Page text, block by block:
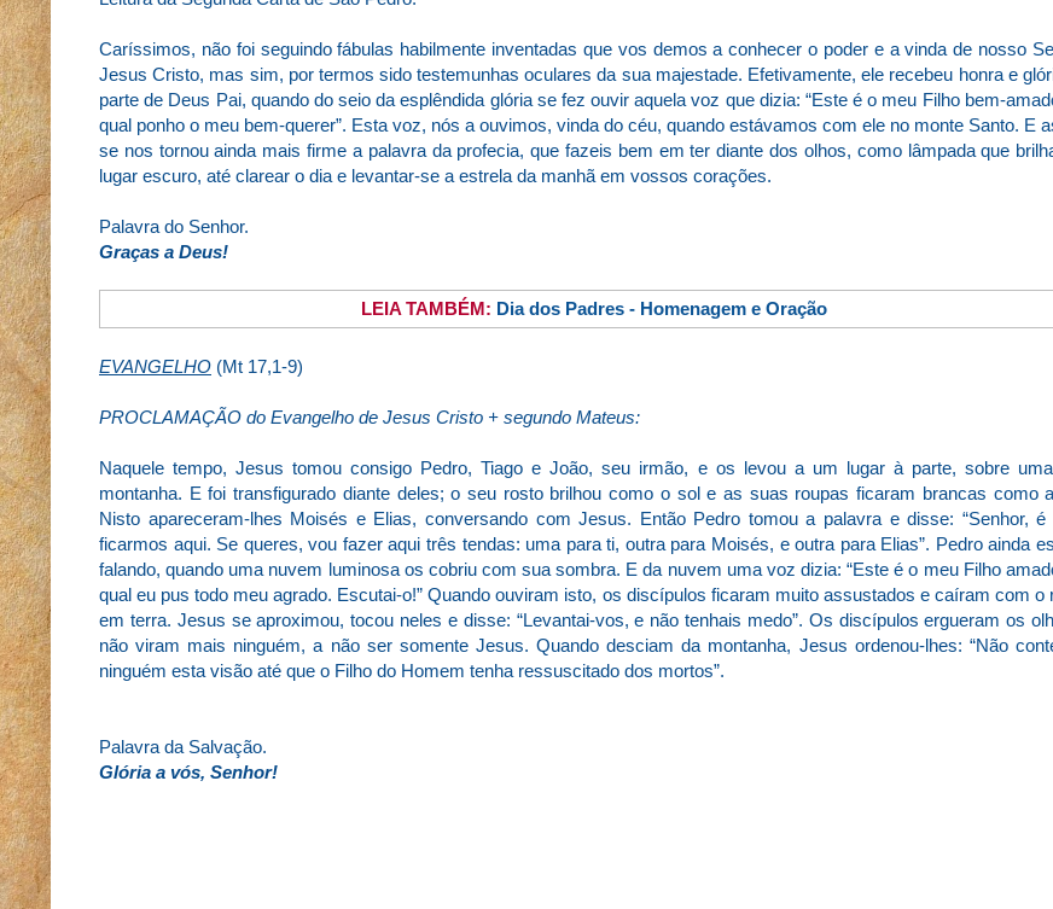
Caríssimos, não foi seguindo fábulas habilmente inventadas que vos demos a conhecer o poder e a vinda de nosso
Jesus Cristo, mas sim, por termos sido testemunhas oculares da sua majestade. Efetivamente, ele recebeu honra e
parte de Deus Pai, quando do seio da esplêndida glória se fez ouvir aquela voz que dizia: “Este é o meu Filho bem-
qual ponho o meu bem-querer”. Esta voz, nós a ouvimos, vinda do céu, quando estávamos com ele no monte Santo. E
se nos tornou ainda mais firme a palavra da profecia, que fazeis bem em ter diante dos olhos, como lâmpada que
lugar escuro, até clarear o dia e levantar-se a estrela da manhã em vossos corações.
Palavra do Senhor.
Graças a Deus!
LEIA TAMBÉM: Dia dos Padres - Homenagem e Oração
EVANGELHO (Mt 17,1-9)
PROCLAMAÇÃO do Evangelho de Jesus Cristo + segundo Mateus:
Naquele tempo, Jesus tomou consigo Pedro, Tiago e João, seu irmão, e os levou a um lugar à parte, sobre
montanha. E foi transfigurado diante deles; o seu rosto brilhou como o sol e as suas roupas ficaram brancas como
Nisto apareceram-lhes Moisés e Elias, conversando com Jesus. Então Pedro tomou a palavra e disse: “Senhor, é
ficarmos aqui. Se queres, vou fazer aqui três tendas: uma para ti, outra para Moisés, e outra para Elias”. Pedro ainda
falando, quando uma nuvem luminosa os cobriu com sua sombra. E da nuvem uma voz dizia: “Este é o meu Filho
qual eu pus todo meu agrado. Escutai-o!” Quando ouviram isto, os discípulos ficaram muito assustados e caíram com o
em terra. Jesus se aproximou, tocou neles e disse: “Levantai-vos, e não tenhais medo”. Os discípulos ergueram os
não viram mais ninguém, a não ser somente Jesus. Quando desciam da montanha, Jesus ordenou-lhes: “Não
ninguém esta visão até que o Filho do Homem tenha ressuscitado dos mortos”.
Palavra da Salvação.
Glória a vós, Senhor!